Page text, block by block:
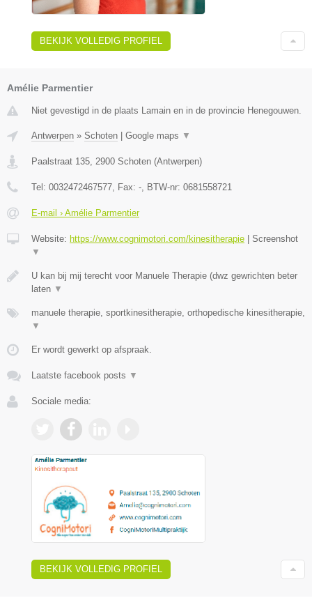
BEKIJK VOLLEDIG PROFIEL
Amélie Parmentier
Niet gevestigd in de plaats Lamain en in de provincie Henegouwen.
Antwerpen » Schoten Google maps ▼
Paalstraat 135, 2900 Schoten (Antwerpen)
Tel: 0032472467577, Fax: -, BTW-nr: 0681558721
E-mail › Amélie Parmentier
Website: https://www.cognimotori.com/kinesitherapie
Screenshot
▼
U kan bij mij terecht voor Manuele Therapie (dwz gewrichten beter
laten ▼
manuele therapie, sportkinesitherapie, orthopedische kinesitherapie,
▼
Er wordt gewerkt op afspraak.
Laatste facebook posts ▼
Sociale media:
BEKIJK VOLLEDIG PROFIEL